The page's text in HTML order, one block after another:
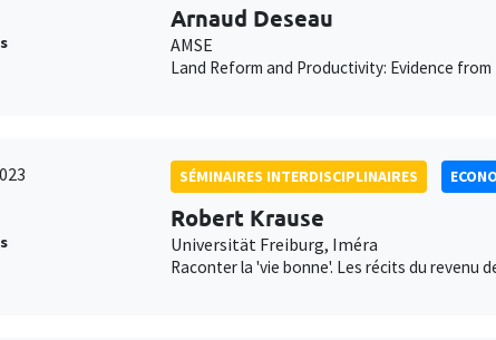
Arnaud Deseau
AMSE
Land Reform and Productivity: Evidence
SÉMINAIRES INTERDISCIPLINAIRES
Robert Krause
Universität Freiburg, Iméra
Raconter la 'vie bonne'. Les récits du revenu